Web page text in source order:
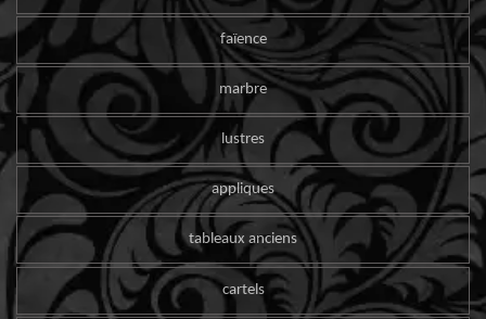
faïence
marbre
lustres
appliques
tableaux anciens
cartels